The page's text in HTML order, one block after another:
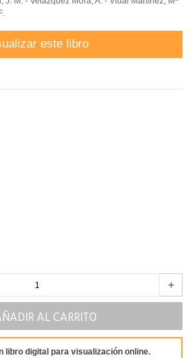
este libro
+
AL CARRITO
libro digital para visualización online.